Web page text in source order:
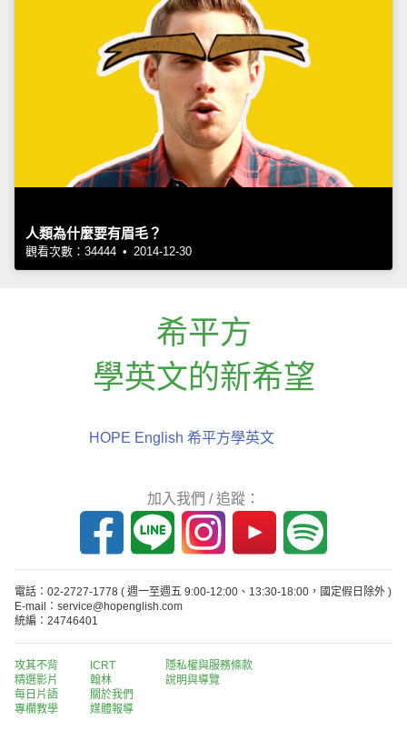
人類為什麼要有眉毛？
觀看次數：34444 • 2014-12-30
希平方
學英文的新希望
HOPE English 希平方學英文
加入我們 / 追蹤：
電話：02-2727-1778 ( 週一至週五 9:00-12:00、13:30-18:00，國定假日除外 )
E-mail：service@hopenglish.com
統編：24746401
攻其不背
精選影片
每日片語
專欄教學
ICRT
翰林
關於我們
媒體報導
隱私權與服務條款
說明與導覽